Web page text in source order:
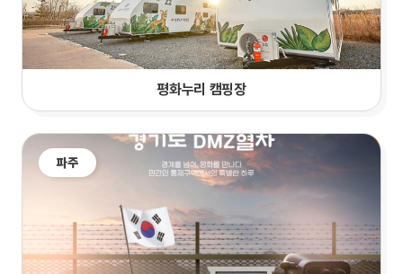
평화누리 캠핑장
파주